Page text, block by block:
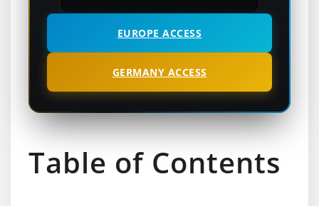
EUROPE ACCESS
GERMANY ACCESS
Table of Contents